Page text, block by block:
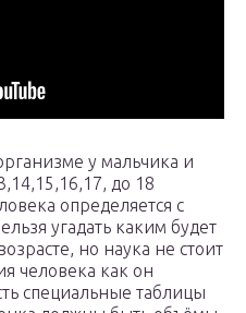
у мальчика и
до 18
определяется с
угадать каким будет
но наука не стоит
человека как он
специальные таблицы